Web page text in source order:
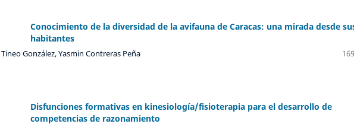
Conocimiento de la diversidad de la avifauna de Caracas: una mirada desde
habitantes
González, Yasmin Contreras Peña
Disfunciones formativas en kinesiología/fisioterapia para el desarrollo de
competencias de razonamiento